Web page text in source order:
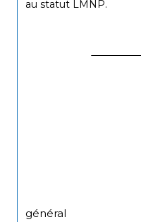
au statut LMNP.
général